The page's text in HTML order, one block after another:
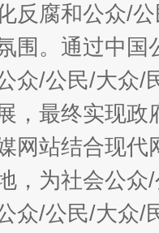
反腐和公众/
围。通过中
众/公民/大众/
，最终实现
网站结合现
，为社会公
众/公民/大众/